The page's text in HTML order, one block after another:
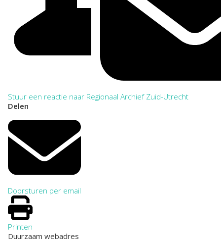
Stuur een reactie naar Regionaal Archief Zuid-Utrecht
Delen
Doorsturen per email
Printen
Duurzaam webadres